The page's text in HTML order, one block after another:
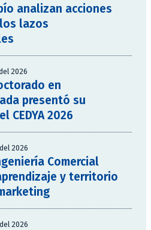
analizan acciones
lazos
2026
en
presentó su
CEDYA 2026
2026
Comercial
y territorio
2026